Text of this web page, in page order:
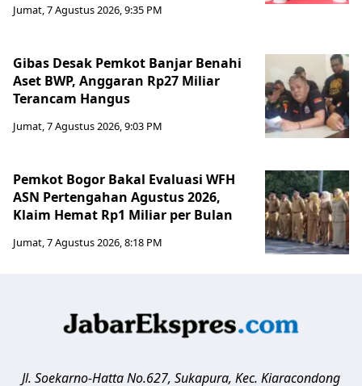
Jumat, 7 Agustus 2026, 9:35 PM
Gibas Desak Pemkot Banjar Benahi
Aset BWP, Anggaran Rp27 Miliar
Terancam Hangus
Jumat, 7 Agustus 2026, 9:03 PM
Pemkot Bogor Bakal Evaluasi WFH
ASN Pertengahan Agustus 2026,
Klaim Hemat Rp1 Miliar per Bulan
Jumat, 7 Agustus 2026, 8:18 PM
Jl. Soekarno-Hatta No.627, Sukapura, Kec. Kiaracondong